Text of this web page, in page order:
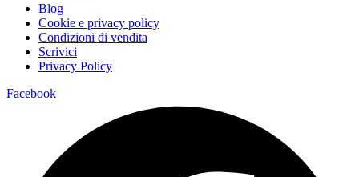
Blog
Cookie e privacy policy
Condizioni di vendita
Scrivici
Privacy Policy
Facebook